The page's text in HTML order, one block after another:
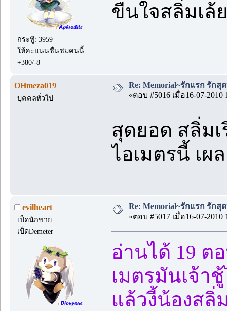
กระทู้: 3959
ให้คะแนนชื่นชมคนนี้:
+380/-8
ขืนใจสลิ่มเล้
OHmeza019
บุคคลทั่วไป
Re: Memorial~รักแรก รักสุ
«ตอบ #5016 เมื่อ16-07-2010
สุดยอด สลิ่มเ
ไอเมตรนี้ เผ
evilheart
เป็ดนักขาย
เป็ดDemeter
Re: Memorial~รักแรก รักสุ
«ตอบ #5017 เมื่อ16-07-2010
อ่านได้ 19 ต
เมตรมันเจ้า
แล้วงี้น้องสลิ่